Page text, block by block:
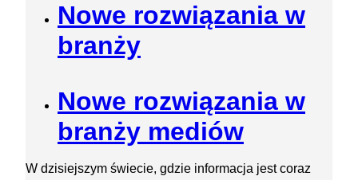
Nowe rozwiązania w
branży
Nowe rozwiązania w
branży mediów
W dzisiejszym świecie, gdzie informacja jest coraz